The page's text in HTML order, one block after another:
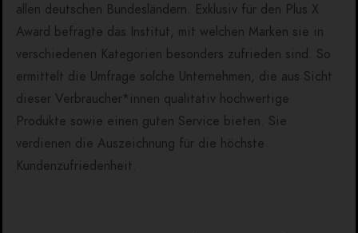
allen deutschen Bundesländern. Exklusiv für den Plus X
Award befragte das Institut, mit welchen Marken sie in
verschiedenen Kategorien besonders zufrieden sind. So
ermittelt die Umfrage solche Unternehmen, die aus Sicht
dieser Verbraucher*innen qualitativ hochwertige
Produkte sowie einen guten Service bieten. Sie
verdienen die Auszeichnung für die höchste
Kundenzufriedenheit.